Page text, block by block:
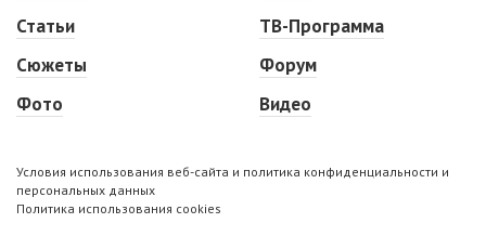
Статьи
Сюжеты
Фото
ТВ-Программа
Форум
Видео
Условия использования веб-сайта и политика конфиденциальности и
персональных данных
Политика использования cookies